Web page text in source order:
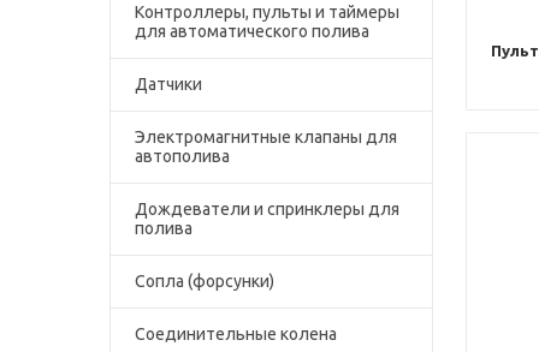
Контроллеры, пульты и таймеры
для автоматического полива
Датчики
Электромагнитные клапаны для
автополива
Дождеватели и спринклеры для
полива
Сопла (форсунки)
Соединительные колена